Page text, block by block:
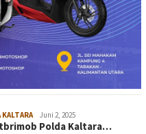
KALTARA Juni 2, 2025
Polda Kaltara…